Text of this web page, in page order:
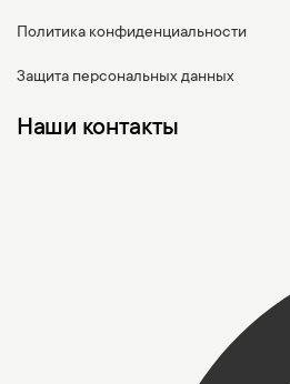
Политика конфиденциальности
Защита персональных данных
Наши контакты